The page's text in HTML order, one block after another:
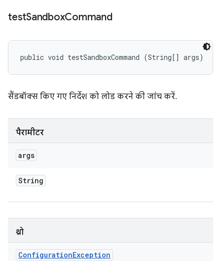
testSandboxCommand
public void testSandboxCommand (String[] args)
सैंडबॉक्स किए गए निर्देश को लोड करने की जांच करें.
पैरामीटर
args
String
थ्रो
ConfigurationException